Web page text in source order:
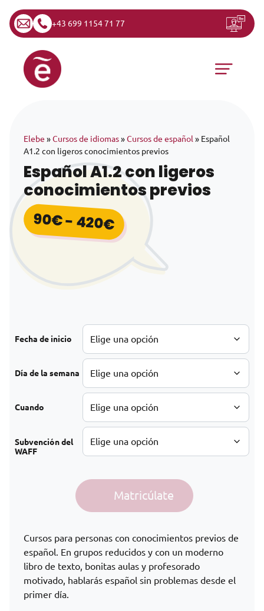
+43 699 1154 71 77
Saltar al contenido
Navegación principal
Elebe »Cursos de idiomas»Cursos de español » Español
A1.2 con ligeros conocimientos previos
Español A1.2 con ligeros
conocimientos previos
90€- 420€Rango de precios:
Fecha de inicio
Día de la semana
Cuando
Subvención del
WAFF
Español A1.2 con ligeros conocimientos previos cantidad
Matricúlate
Cursos para personas con conocimientos previos de
español. En grupos reducidos y con un moderno
libro de texto, bonitas aulas y profesorado
motivado, hablarás español sin problemas desde el
primer día.